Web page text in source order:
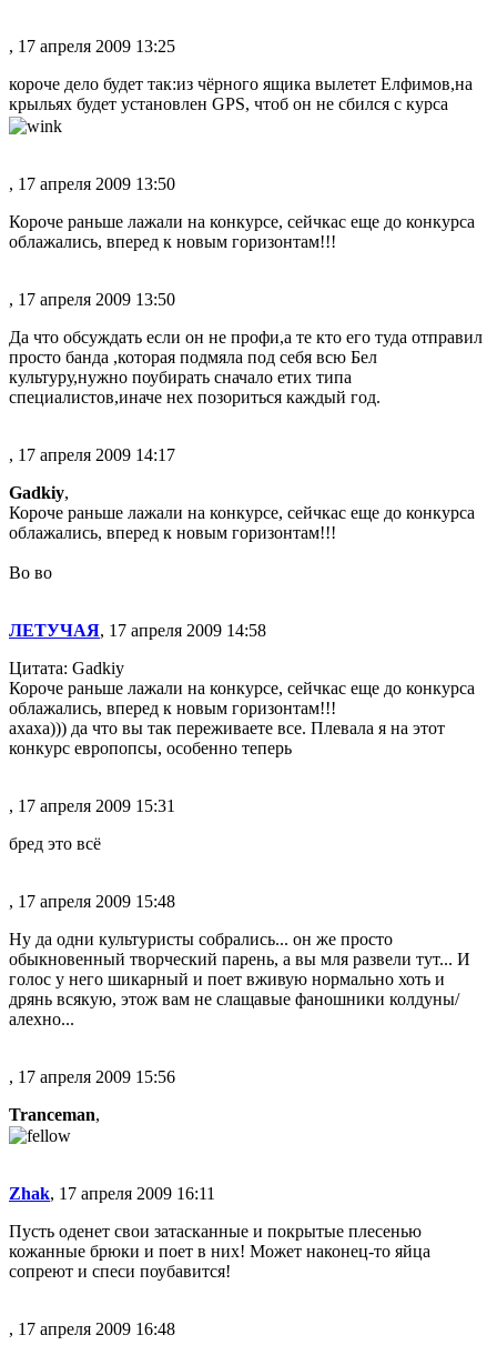
, 17 апреля 2009 13:25
короче дело будет так:из чёрного ящика вылетет Елфимов,на
крыльях будет установлен GPS, чтоб он не сбился с курса
, 17 апреля 2009 13:50
Короче раньше лажали на конкурсе, сейчкас еще до конкурса
облажались, вперед к новым горизонтам!!!
, 17 апреля 2009 13:50
Да что обсуждать если он не профи,а те кто его туда отправил
просто банда ,которая подмяла под себя всю Бел
культуру,нужно поубирать сначало етих типа
специалистов,иначе нех позориться каждый год.
, 17 апреля 2009 14:17
Gadkiy,
Короче раньше лажали на конкурсе, сейчкас еще до конкурса
облажались, вперед к новым горизонтам!!!
Во во
ЛЕТУЧАЯ, 17 апреля 2009 14:58
Цитата: Gadkiy
Короче раньше лажали на конкурсе, сейчкас еще до конкурса
облажались, вперед к новым горизонтам!!!
ахаха))) да что вы так переживаете все. Плевала я на этот
конкурс европопсы, особенно теперь
, 17 апреля 2009 15:31
бред это всё
, 17 апреля 2009 15:48
Ну да одни культуристы собрались... он же просто
обыкновенный творческий парень, а вы мля развели тут... И
голос у него шикарный и поет вживую нормально хоть и
дрянь всякую, этож вам не слащавые фаношники колдуны/
алехно...
, 17 апреля 2009 15:56
Tranceman,
Zhak, 17 апреля 2009 16:11
Пусть оденет свои затасканные и покрытые плесенью
кожанные брюки и поет в них! Может наконец-то яйца
сопреют и спеси поубавится!
, 17 апреля 2009 16:48